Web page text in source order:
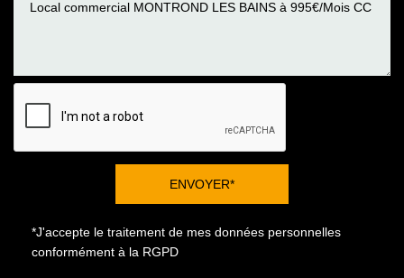
ENVOYER*
*J'accepte le traitement de mes données personnelles
conformément à la RGPD